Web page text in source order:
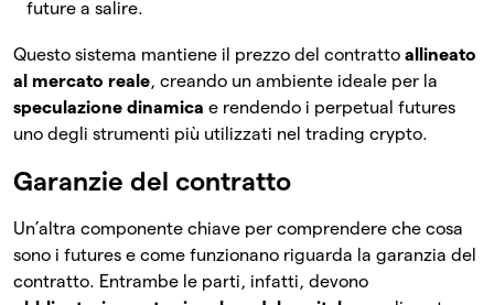
future a salire.
Questo sistema mantiene il prezzo del contratto allineato
al mercato reale, creando un ambiente ideale per la
speculazione dinamica e rendendo i perpetual futures
uno degli strumenti più utilizzati nel trading crypto.
Garanzie del contratto
Un’altra componente chiave per comprendere che cosa
sono i futures e come funzionano riguarda la garanzia del
contratto. Entrambe le parti, infatti, devono